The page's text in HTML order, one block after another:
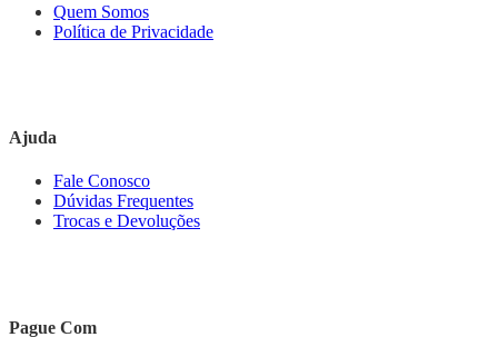
Quem Somos
Política de Privacidade
Ajuda
Fale Conosco
Dúvidas Frequentes
Trocas e Devoluções
Pague Com